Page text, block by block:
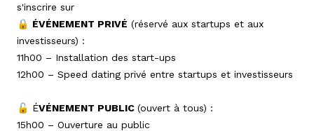
s'inscrire sur
🔒 ÉVÉNEMENT PRIVÉ (réservé aux startups et aux
investisseurs) :
11h00 – Installation des start-ups
12h00 – Speed dating privé entre startups et investisseurs
🔓 ÉVÉNEMENT PUBLIC (ouvert à tous) :
15h00 – Ouverture au public